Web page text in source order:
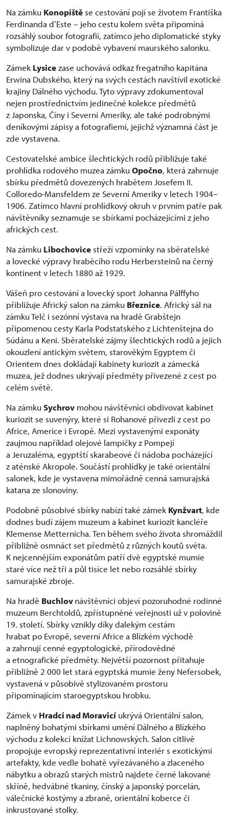
Na zámku Konopiště se cestování pojí se životem Františka
Ferdinanda d’Este – jeho cestu kolem světa připomíná
rozsáhlý soubor fotografií, zatímco jeho diplomatické styky
symbolizuje dar v podobě vybavení maurského salonku.
Zámek Lysicezase uchovává odkaz fregatního kapitána
Erwina Dubského, který na svých cestách navštívil exotické
krajiny Dálného východu. Tyto výpravy zdokumentoval
nejen prostřednictvím jedinečné kolekce předmětů
z Japonska, Číny i Severní Ameriky, ale také podrobnými
deníkovými zápisy a fotografiemi, jejichž významná část je
zde vystavena.
Cestovatelské ambice šlechtických rodů přibližuje také
prohlídka rodového muzea zámkuOpočno, která zahrnuje
sbírku předmětů dovezených hrabětem Josefem II.
Colloredo-Mansfeldem ze Severní Ameriky v letech 1904–
1906. Zatímco hlavní prohlídkový okruh v prvním patře pak
návštěvníky seznamuje se sbírkami pocházejícími z jeho
afrických cest.
Na zámku Libochovice střeží vzpomínky na sběratelské
a lovecké výpravy hraběcího rodu Herbersteinů na černý
kontinent v letech 1880 až 1929.
Vášeň pro cestování a lovecký sport Johanna Pálffyho
přibližuje Africký salon na zámku Březnice. Africký sál na
zámku Telč i sezónní výstava na hradě Grabštejn
připomenou cesty Karla Podstatského z Lichtenštejna do
Súdánu a Keni. Sběratelské zájmy šlechtických rodů a jejich
okouzlení antickým světem, starověkým Egyptem či
Orientem dnes dokládají kabinety kuriozit a zámecká
muzea, jež dodnes ukrývají předměty přivezené z cest po
celém světě.
Na zámkuSychrov mohou návštěvníci obdivovat kabinet
kuriozit se suvenýry, které si Rohanové přivezli z cest po
Africe, Americe i Evropě. Mezi vystavenými exponáty
zaujmou například olejové lampičky z Pompejí
a Jeruzaléma, egyptští skarabeové či nádoba pocházející
z aténské Akropole. Součástí prohlídky je také orientální
salonek, kde je vystavena mimořádně cenná samurajská
katana ze slonoviny.
Podobně působivé sbírky nabízí také zámek Kynžvart, kde
dodnes budí zájem muzeum a kabinet kuriozit kancléře
Klemense Metternicha. Ten během svého života shromáždil
přibližně osmnáct set předmětů z různých koutů světa.
K nejcennějším exponátům patří dvě egyptské mumie
staré více než tři a půl tisíce let nebo rozsáhlé sbírky
samurajské zbroje.
Na hradě Buchlovnávštěvníci objeví pozoruhodné rodinné
muzeum Berchtoldů, zpřístupněné veřejnosti už v polovině
19. století. Sbírky vznikly díky dalekým cestám
hrabat po Evropě, severní Africe a Blízkém východě
a zahrnují cenné egyptologické, přírodovědné
a etnografické předměty. Největší pozornost přitahuje
přibližně 2 000 let stará egyptská mumie ženy Nefersobek,
vystavená v působivě stylizovaném prostoru
připomínajícím staroegyptskou hrobku.
Zámek v Hradci nad Moravicí ukrývá Orientální salon,
naplněný bohatými sbírkami umění Dálného a Blízkého
východu z kolekcí knížat Lichnowských. Salon citlivě
propojuje evropský reprezentativní interiér s exotickými
artefakty, kde vedle bohatě vyřezávaného a zlaceného
nábytku a obrazů starých mistrů najdete černé lakované
skříně, hedvábné tkaniny, čínský a japonský porcelán,
válečnické kostýmy a zbraně, orientální koberce či
inkrustované stolky.